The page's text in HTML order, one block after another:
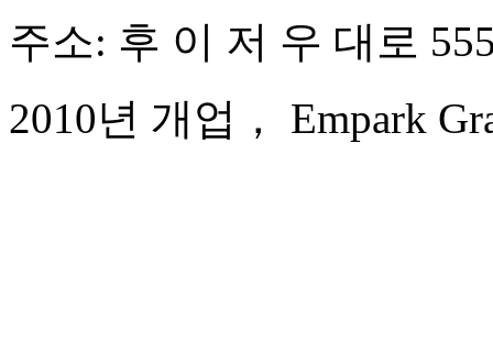
주소: 후 이 저 우 대로
2010년 개업， Empark